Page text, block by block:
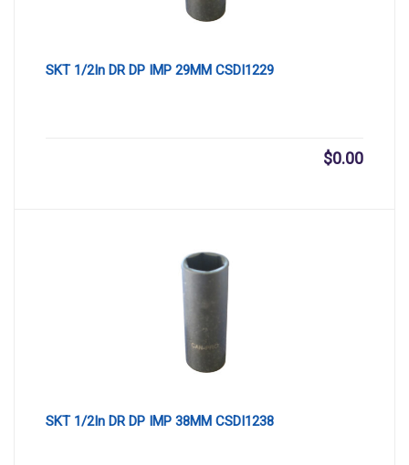
SKT 1/2In DR DP IMP 29MM CSDI1229
$0.00
SKT 1/2In DR DP IMP 38MM CSDI1238